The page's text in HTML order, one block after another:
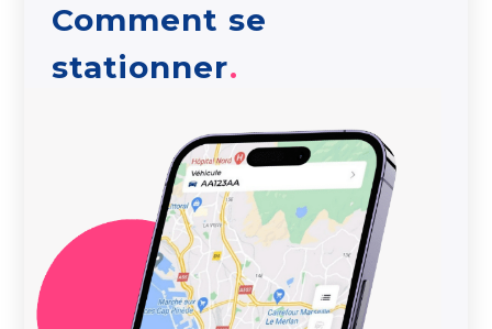
Comment se
stationner